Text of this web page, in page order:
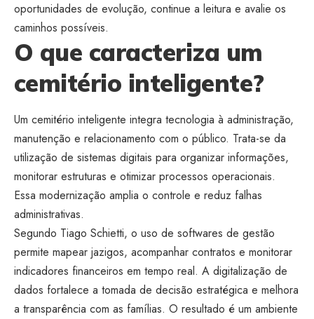
oportunidades de evolução, continue a leitura e avalie os
caminhos possíveis.
O que caracteriza um
cemitério inteligente?
Um cemitério inteligente integra tecnologia à administração,
manutenção e relacionamento com o público. Trata-se da
utilização de sistemas digitais para organizar informações,
monitorar estruturas e otimizar processos operacionais.
Essa modernização amplia o controle e reduz falhas
administrativas.
Segundo Tiago Schietti, o uso de softwares de gestão
permite mapear jazigos, acompanhar contratos e monitorar
indicadores financeiros em tempo real. A digitalização de
dados fortalece a tomada de decisão estratégica e melhora
a transparência com as famílias. O resultado é um ambiente